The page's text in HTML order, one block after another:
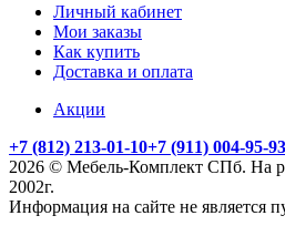
Личный кабинет
Мои заказы
Как купить
Доставка и оплата
Акции
+7 (812) 213-01-10+7 (911) 004-95-93
2026 © Мебель-Комплект СПб. На
2002г.
Информация на сайте не является